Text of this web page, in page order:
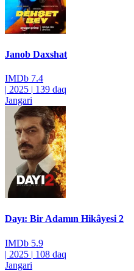
Janob Daxshat
IMDb 7.4
| 2025 | 139 daq
Jangari
Dayı: Bir Adamın Hikâyesi 2
IMDb 5.9
| 2025 | 108 daq
Jangari